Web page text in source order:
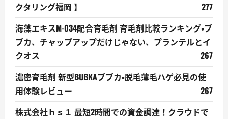
クタリング福岡 】
277
海藻エキスM-034配合育毛剤 育毛剤比較ランキング・ブ
ブカ、チャップアップだけじゃない、プランテルとイ
クオス
267
濃密育毛剤 新型BUBKAブブカ・脱毛薄毛ハゲ必見の使
用体験レビュー
267
株式会社ｈｓ１ 最短2時間での資金調達！クラウドで